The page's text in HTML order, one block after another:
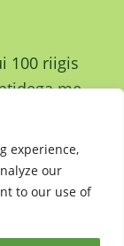
experience,
our
to our use of
100 riigis
me
nimel.